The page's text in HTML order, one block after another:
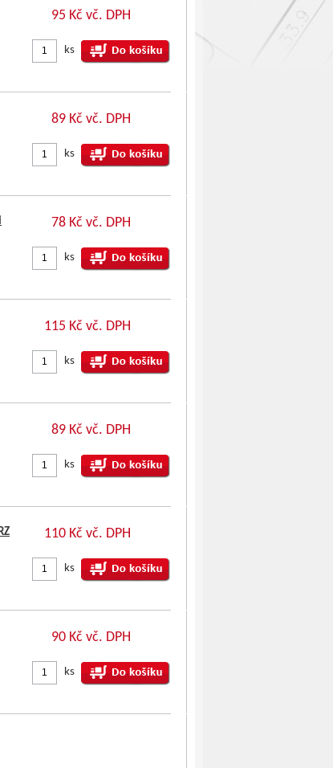
95 Kč vč. DPH
ks
89 Kč vč. DPH
ks
78 Kč vč. DPH
ks
115 Kč vč. DPH
ks
89 Kč vč. DPH
ks
110 Kč vč. DPH
ks
90 Kč vč. DPH
ks